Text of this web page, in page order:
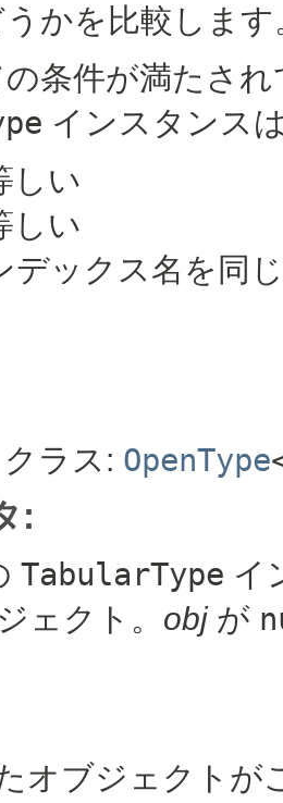
かを比較します
条件が満たさ
インスタンス
しい
しい
デックス名を同
クラス: OpenType
:
TabularType イ
ェクト。 objが
オブジェクトが